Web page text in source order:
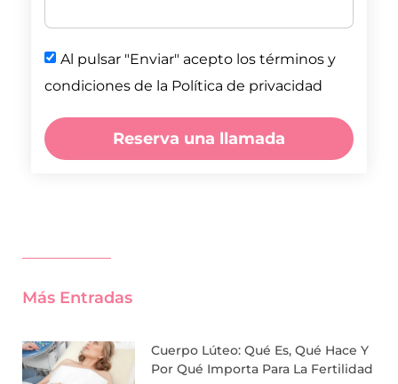
Al pulsar "Enviar" acepto los términos y
condiciones de la Política de privacidad
Reserva una llamada
Más Entradas
Cuerpo Lúteo: Qué Es, Qué Hace Y
Por Qué Importa Para La Fertilidad